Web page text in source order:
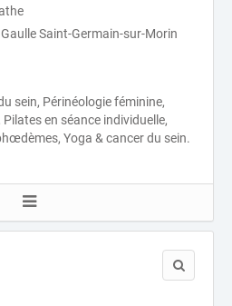
Saint-Germain-sur-Morin
sein, Périnéologie féminine,
en séance individuelle,
Yoga & cancer du sein.